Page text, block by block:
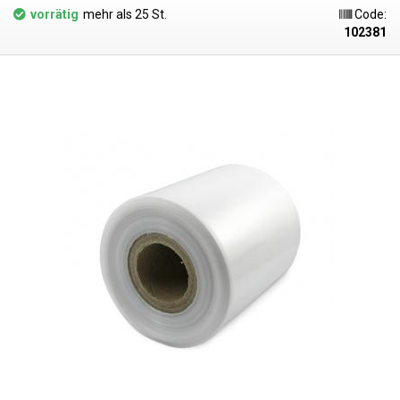
abkühlt, härtet sie aus und bildet eine fixierende Umhüllung. LDPE-Folie
kann auch geschrumpft werden, z. B. mit einer Heißluftpistole oder einer
Wärmeverteilung nicht ideal. Die Schrumpffolie schrumpft nur in der
Beuteln, Taschen und Verpackungen jeglicher Waren. PE-Folien sind
gesundheitlich unbedenklich, 100% recycelbar, für
Lebensmittelverpackungen geeignet (Zertifikat vorhanden) und erfüllen
als Verpackungsmedium die Anforderungen des Gesetzes Nr. 477/2001
Slg. (Verpackungsgesetz). Ideal zum Verschweißen mit allen
Impulsschweißgeräten aus unserem Sortiment. Der Preis gilt für eine
Rolle von 20 Metern. LDPE (Polyethylen niedriger Dichte) Materialstärke:
30micron (0,030mm)*2 Breite: 250mm Rollenlänge: 20 Meter
Schrumpfungstemperatur: ab 105°C Schrumpfverhältnis: 2:1 (in Richtung
des Schlauches) Farbe: klar Abmessungstoleranz: +/- 10% Das Foto
dient nur zur Veranschaulichung
vorrätig mehr als 25 St.
Code:
102381